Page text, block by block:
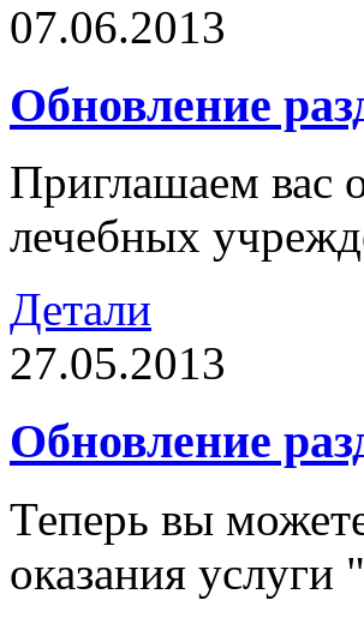
07.06.2013
Обновление
Приглашаем вас
лечебных
Детали
27.05.2013
Обновление
Теперь вы
оказания